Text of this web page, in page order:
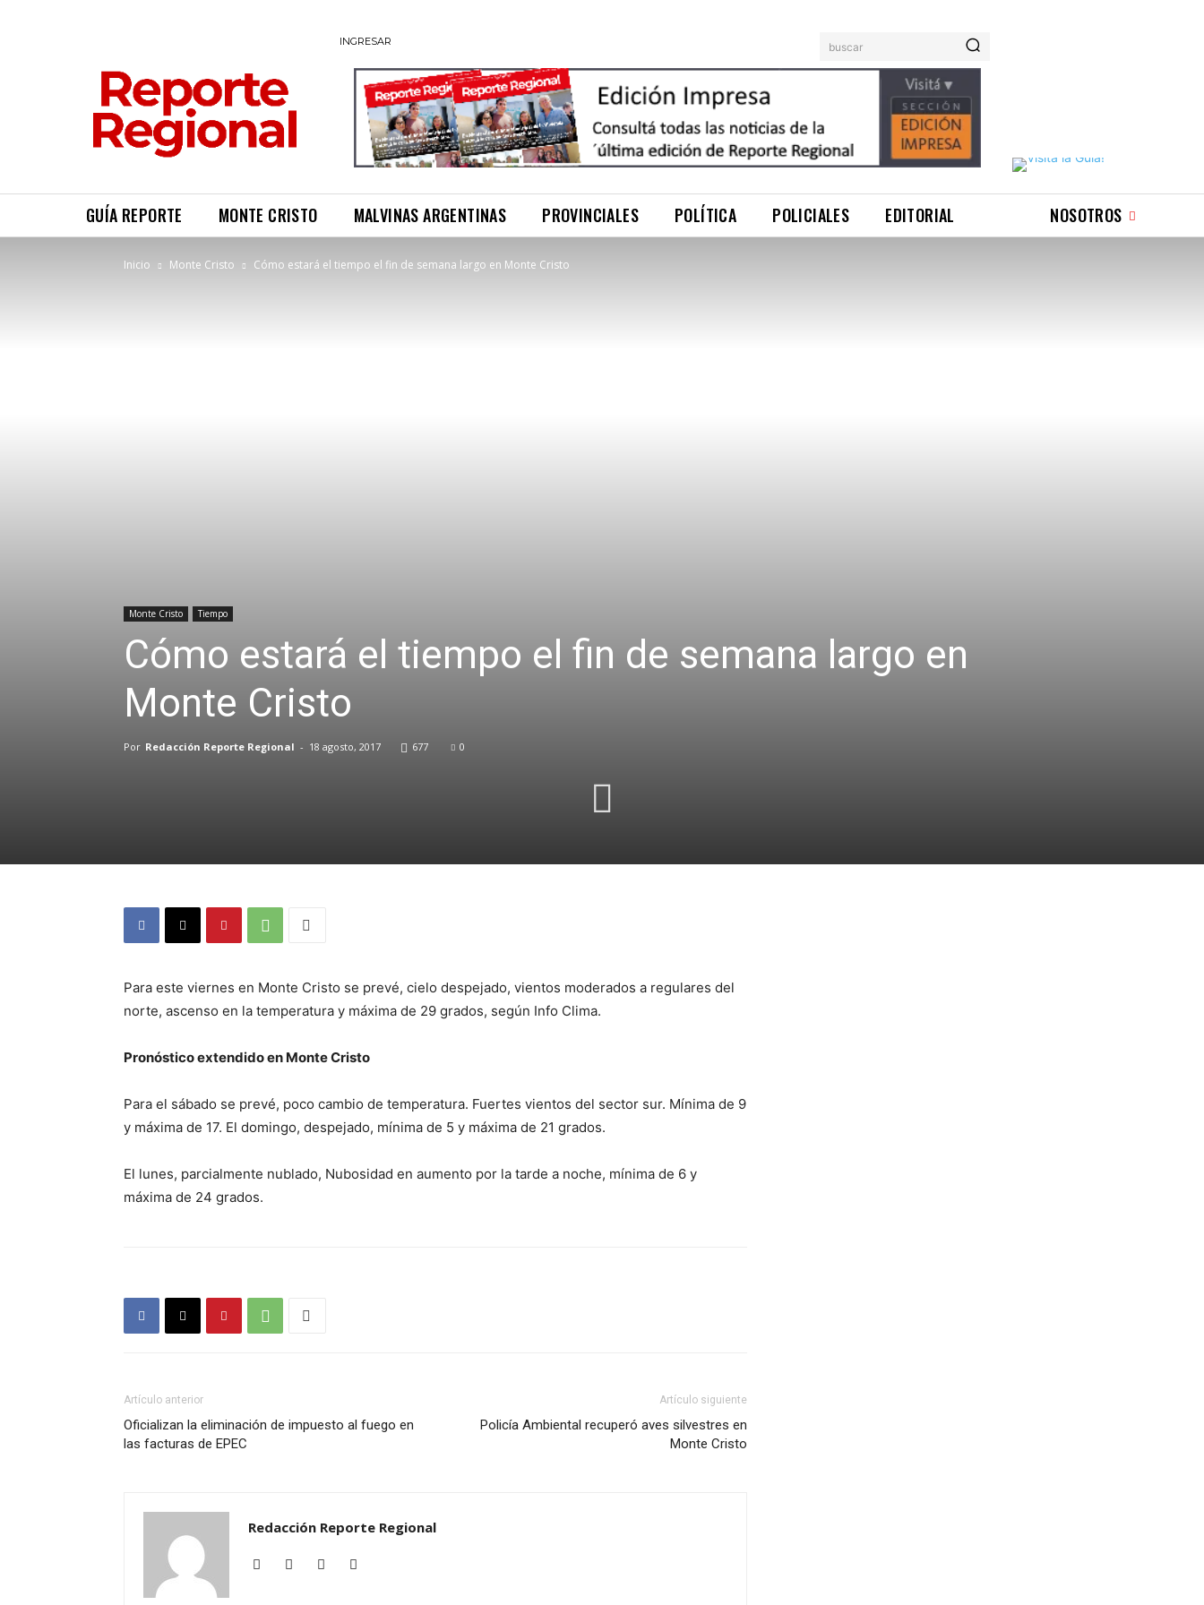
INGRESAR buscar
GUÍA REPORTE MONTE CRISTO MALVINAS ARGENTINAS PROVINCIALES POLÍTICA POLICIALES EDITORIAL NOSOTROS
Inicio Monte Cristo Cómo estará el tiempo el fin de semana largo en Monte Cristo
Monte Cristo Tiempo
Cómo estará el tiempo el fin de semana largo en
Monte Cristo
Por Redacción Reporte Regional - 18 agosto, 2017 677 0
Para este viernes en Monte Cristo se prevé, cielo despejado, vientos moderados a regulares del
norte, ascenso en la temperatura y máxima de 29 grados, según Info Clima.
Pronóstico extendido en Monte Cristo
Para el sábado se prevé, poco cambio de temperatura. Fuertes vientos del sector sur. Mínima de 9
y máxima de 17. El domingo, despejado, mínima de 5 y máxima de 21 grados.
El lunes, parcialmente nublado, Nubosidad en aumento por la tarde a noche, mínima de 6 y
máxima de 24 grados.
Artículo anterior
Oficializan la eliminación de impuesto al fuego en
las facturas de EPEC
Artículo siguiente
Policía Ambiental recuperó aves silvestres en
Monte Cristo
Redacción Reporte Regional